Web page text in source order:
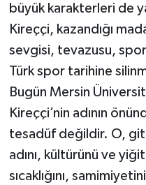
büyük karakterleri de
Kireççi, kazandığı
sevgisi, tevazusu, spor
Türk spor tarihine
Bugün Mersin
Kireççi’nin adının
tesadüf değildir. O,
adını, kültürünü ve
sıcaklığını,